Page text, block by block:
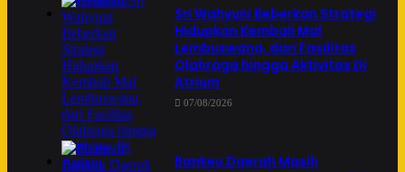
Sri Wahyuni Beberkan Strategi
Hidupkan Kembali Mal
Lembuswana, dari Fasilitas
Olahraga hingga Aktivitas Di
Atrium
07/08/2026
Bankeu Daerah Masih